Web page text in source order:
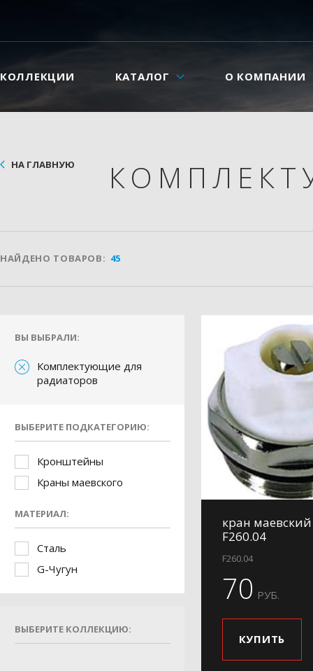
КОЛЛЕКЦИИ КАТАЛОГ О КОМПАНИИ
НА ГЛАВНУЮ
НАЙДЕНО ТОВАРОВ: 45
ВЫ ВЫБРАЛИ:
Комплектующие для
радиаторов
ВЫБЕРИТЕ ПОДКАТЕГОРИЮ:
Кронштейны
Краны маевского
МАТЕРИАЛ:
Сталь
G-Чугун
ВЫБЕРИТЕ КОЛЛЕКЦИЮ:
кран
F260.04
F260.04
70 РУБ.
КУПИТЬ